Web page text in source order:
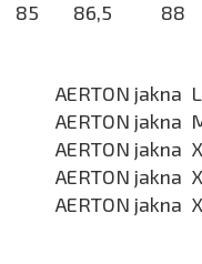
85 86,5 88
AERTON jakna L
AERTON jakna
AERTON jakna
AERTON jakna
AERTON jakna